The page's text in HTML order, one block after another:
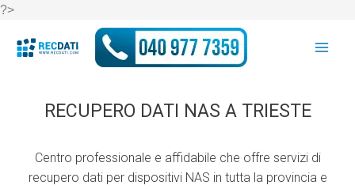
?>Vai
contenuto
RECUPERO DATI NAS A TRIESTE
Centro professionale e affidabile che offre servizi di
recupero dati per dispositivi NAS in tutta la provincia e